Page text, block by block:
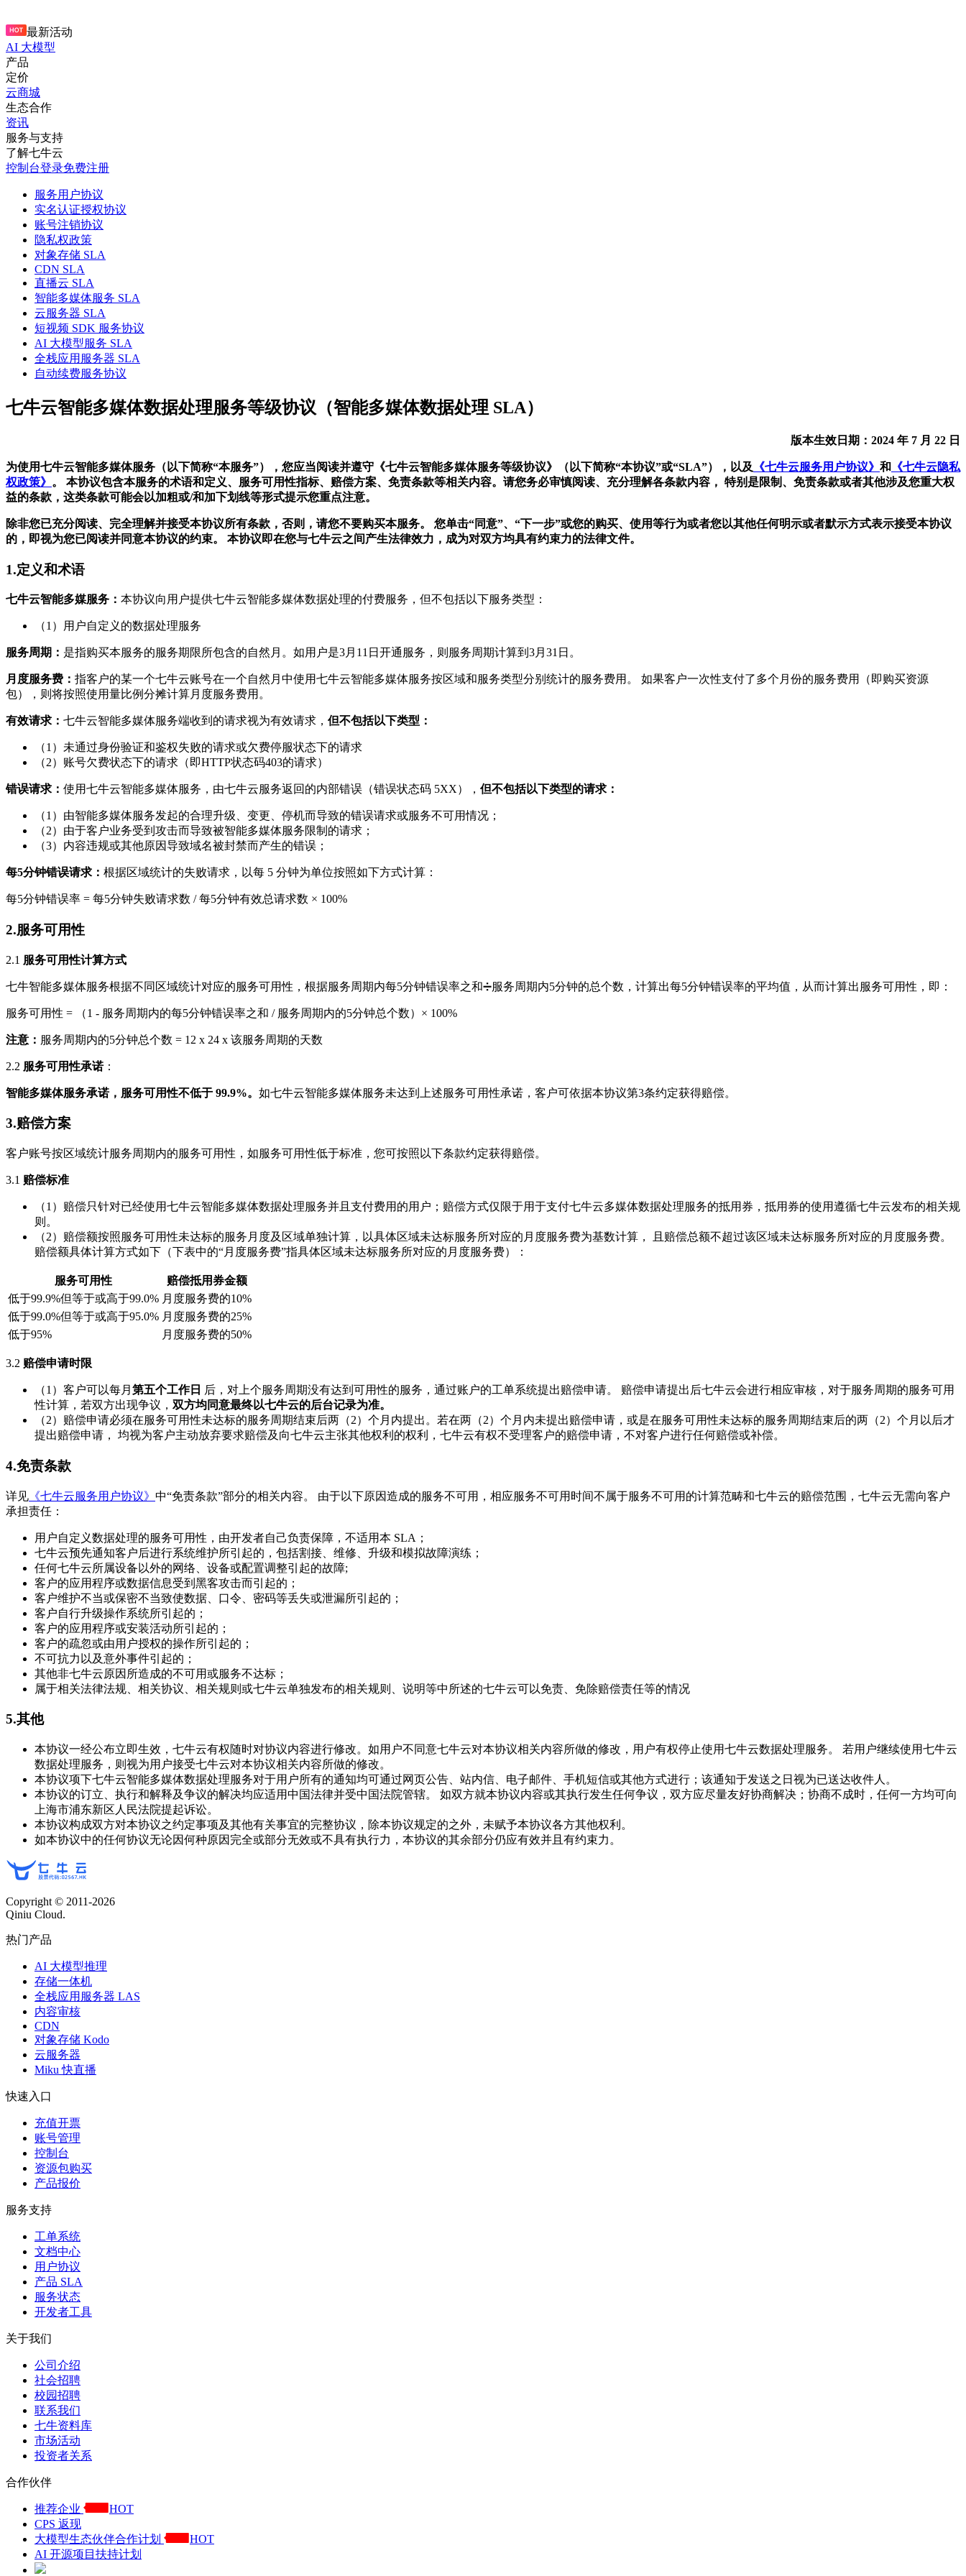
最新活动
AI 大模型
产品
定价
云商城
生态合作
资讯
服务与支持
了解七牛云
控制台登录免费注册
服务用户协议
实名认证授权协议
账号注销协议
隐私权政策
对象存储 SLA
CDN SLA
直播云 SLA
智能多媒体服务 SLA
云服务器 SLA
短视频 SDK 服务协议
AI 大模型服务 SLA
全栈应用服务器 SLA
自动续费服务协议
七牛云智能多媒体数据处理服务等级协议（智能多媒体数据处理 SLA）
版本生效日期：2024 年 7 月 22 日
为使用七牛云智能多媒体服务（以下简称“本服务”），您应当阅读并遵守《七牛云智能多媒体服务等级协议》（以下简称“本协议”或“SLA”），以及 《七牛云服务用户协议》 和
《七牛云隐私
权政策》 。 本协议包含本服务的术语和定义、服务可用性指标、赔偿方案、免责条款等相关内容。请您务必审慎阅读、充分理解各条款内容， 特别是限制、免责条款或者其他涉及您重大权
益的条款，这类条款可能会以加粗或/和加下划线等形式提示您重点注意。
除非您已充分阅读、完全理解并接受本协议所有条款，否则，请您不要购买本服务。 您单击“同意”、“下一步”或您的购买、使用等行为或者您以其他任何明示或者默示方式表示接受本协议
的，即视为您已阅读并同意本协议的约束。 本协议即在您与七牛云之间产生法律效力，成为对双方均具有约束力的法律文件。
1.定义和术语
七牛云智能多媒服务： 本协议向用户提供七牛云智能多媒体数据处理的付费服务，但不包括以下服务类型：
（1）用户自定义的数据处理服务
服务周期： 是指购买本服务的服务期限所包含的自然月。如用户是3月11日开通服务，则服务周期计算到3月31日。
月度服务费： 指客户的某一个七牛云账号在一个自然月中使用七牛云智能多媒体服务按区域和服务类型分别统计的服务费用。 如果客户一次性支付了多个月份的服务费用（即购买资源
包），则将按照使用量比例分摊计算月度服务费用。
有效请求： 七牛云智能多媒体服务端收到的请求视为有效请求， 但不包括以下类型：
（1）未通过身份验证和鉴权失败的请求或欠费停服状态下的请求
（2）账号欠费状态下的请求（即HTTP状态码403的请求）
错误请求： 使用七牛云智能多媒体服务，由七牛云服务返回的内部错误（错误状态码 5XX）， 但不包括以下类型的请求：
（1）由智能多媒体服务发起的合理升级、变更、停机而导致的错误请求或服务不可用情况；
（2）由于客户业务受到攻击而导致被智能多媒体服务限制的请求；
（3）内容违规或其他原因导致域名被封禁而产生的错误；
每5分钟错误请求： 根据区域统计的失败请求，以每 5 分钟为单位按照如下方式计算：
每5分钟错误率 = 每5分钟失败请求数 / 每5分钟有效总请求数 × 100%
2.服务可用性
2.1 服务可用性计算方式
七牛智能多媒体服务根据不同区域统计对应的服务可用性，根据服务周期内每5分钟错误率之和➗服务周期内5分钟的总个数，计算出每5分钟错误率的平均值，从而计算出服务可用性，即：
服务可用性 = （1 - 服务周期内的每5分钟错误率之和 / 服务周期内的5分钟总个数）× 100%
注意： 服务周期内的5分钟总个数 = 12 x 24 x 该服务周期的天数
2.2 服务可用性承诺：
智能多媒体服务承诺，服务可用性不低于 99.9%。 如七牛云智能多媒体服务未达到上述服务可用性承诺，客户可依据本协议第3条约定获得赔偿。
3.赔偿方案
客户账号按区域统计服务周期内的服务可用性，如服务可用性低于标准，您可按照以下条款约定获得赔偿。
3.1 赔偿标准
（1）赔偿只针对已经使用七牛云智能多媒体数据处理服务并且支付费用的用户；赔偿方式仅限于用于支付七牛云多媒体数据处理服务的抵用券，抵用券的使用遵循七牛云发布的相关规
则。
（2）赔偿额按照服务可用性未达标的服务月度及区域单独计算，以具体区域未达标服务所对应的月度服务费为基数计算， 且赔偿总额不超过该区域未达标服务所对应的月度服务费。
赔偿额具体计算方式如下（下表中的“月度服务费”指具体区域未达标服务所对应的月度服务费）：
服务可用性
赔偿抵用券金额
低于99.9%但等于或高于99.0% 月度服务费的10%
低于99.0%但等于或高于95.0% 月度服务费的25%
低于95%
月度服务费的50%
3.2 赔偿申请时限
（1）客户可以每月 第五个工作日 后，对上个服务周期没有达到可用性的服务，通过账户的工单系统提出赔偿申请。 赔偿申请提出后七牛云会进行相应审核，对于服务周期的服务可用
性计算，若双方出现争议， 双方均同意最终以七牛云的后台记录为准。
（2）赔偿申请必须在服务可用性未达标的服务周期结束后两（2）个月内提出。若在两（2）个月内未提出赔偿申请，或是在服务可用性未达标的服务周期结束后的两（2）个月以后才
提出赔偿申请， 均视为客户主动放弃要求赔偿及向七牛云主张其他权利的权利，七牛云有权不受理客户的赔偿申请，不对客户进行任何赔偿或补偿。
4.免责条款
详见 《七牛云服务用户协议》 中“免责条款”部分的相关内容。 由于以下原因造成的服务不可用，相应服务不可用时间不属于服务不可用的计算范畴和七牛云的赔偿范围，七牛云无需向客户
承担责任：
用户自定义数据处理的服务可用性，由开发者自己负责保障，不适用本 SLA；
七牛云预先通知客户后进行系统维护所引起的，包括割接、维修、升级和模拟故障演练；
任何七牛云所属设备以外的网络、设备或配置调整引起的故障;
客户的应用程序或数据信息受到黑客攻击而引起的；
客户维护不当或保密不当致使数据、口令、密码等丢失或泄漏所引起的；
客户自行升级操作系统所引起的；
客户的应用程序或安装活动所引起的；
客户的疏忽或由用户授权的操作所引起的；
不可抗力以及意外事件引起的；
其他非七牛云原因所造成的不可用或服务不达标；
属于相关法律法规、相关协议、相关规则或七牛云单独发布的相关规则、说明等中所述的七牛云可以免责、免除赔偿责任等的情况
5.其他
本协议一经公布立即生效，七牛云有权随时对协议内容进行修改。如用户不同意七牛云对本协议相关内容所做的修改，用户有权停止使用七牛云数据处理服务。 若用户继续使用七牛云
数据处理服务，则视为用户接受七牛云对本协议相关内容所做的修改。
本协议项下七牛云智能多媒体数据处理服务对于用户所有的通知均可通过网页公告、站内信、电子邮件、手机短信或其他方式进行；该通知于发送之日视为已送达收件人。
本协议的订立、执行和解释及争议的解决均应适用中国法律并受中国法院管辖。 如双方就本协议内容或其执行发生任何争议，双方应尽量友好协商解决；协商不成时，任何一方均可向
上海市浦东新区人民法院提起诉讼。
本协议构成双方对本协议之约定事项及其他有关事宜的完整协议，除本协议规定的之外，未赋予本协议各方其他权利。
如本协议中的任何协议无论因何种原因完全或部分无效或不具有执行力，本协议的其余部分仍应有效并且有约束力。
Copyright © 2011-2026
Qiniu Cloud.
热门产品
AI 大模型推理
存储一体机
全栈应用服务器 LAS
内容审核
CDN
对象存储 Kodo
云服务器
Miku 快直播
快速入口
充值开票
账号管理
控制台
资源包购买
产品报价
服务支持
工单系统
文档中心
用户协议
产品 SLA
服务状态
开发者工具
关于我们
公司介绍
社会招聘
校园招聘
联系我们
七牛资料库
市场活动
投资者关系
合作伙伴
推荐企业
HOT
CPS 返现
大模型生态伙伴合作计划
HOT
AI 开源项目扶持计划